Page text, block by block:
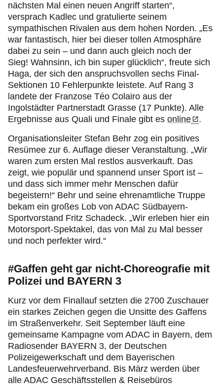
nächsten Mal einen neuen Angriff starten“,
versprach Kadlec und gratulierte seinem
sympathischen Rivalen aus dem hohen Norden. „Es
war fantastisch, hier bei dieser tollen Atmosphäre
dabei zu sein – und dann auch gleich noch der
Sieg! Wahnsinn, ich bin super glücklich“, freute sich
Haga, der sich den anspruchsvollen sechs Final-
Sektionen 10 Fehlerpunkte leistete. Auf Rang 3
landete der Franzose Téo Colairo aus der
Ingolstädter Partnerstadt Grasse (17 Punkte). Alle
Ergebnisse aus Quali und Finale gibt es online
.
Organisationsleiter Stefan Behr zog ein positives
Resümee zur 6. Auflage dieser Veranstaltung. „Wir
waren zum ersten Mal restlos ausverkauft. Das
zeigt, wie populär und spannend unser Sport ist –
und dass sich immer mehr Menschen dafür
begeistern!“ Behr und seine ehrenamtliche Truppe
bekam ein großes Lob von ADAC Südbayern-
Sportvorstand Fritz Schadeck. „Wir erleben hier ein
Motorsport-Spektakel, das von Mal zu Mal besser
und noch perfekter wird.“
#Gaffen geht gar nicht-Choreografie mit
Polizei und BAYERN 3
Kurz vor dem Finallauf setzten die 2700 Zuschauer
ein starkes Zeichen gegen die Unsitte des Gaffens
im Straßenverkehr. Seit September läuft eine
gemeinsame Kampagne vom ADAC in Bayern, dem
Radiosender BAYERN 3, der Deutschen
Polizeigewerkschaft und dem Bayerischen
Landesfeuerwehrverband. Bis März werden über
alle ADAC Geschäftsstellen & Reisebüros